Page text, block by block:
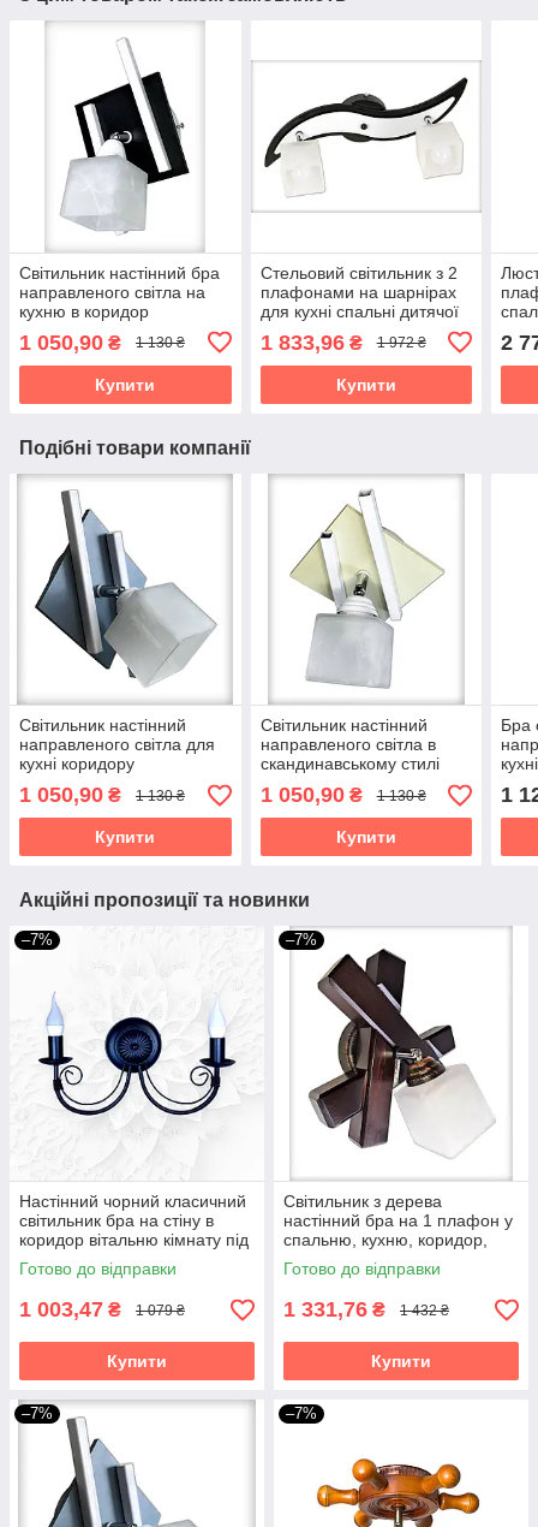
Світильник настінний бра
направленого світла на
кухню в коридор
спальню Данко/1 біло-
чорне
1 050,90 ₴ 1 130 ₴
Купити
Стельовий світильник з 2
плафонами на шарнірах
для кухні спальні дитячої
Зоряна/2 чорно-біла
1 833,96₴ 1 972 ₴
Купити
2
Подібні товари компанії
Світильник настінний
направленого світла для
кухні коридору
передпокою гардеробної
бра Данко/1 біло-сіре
1 050,90 ₴ 1 130 ₴
Купити
Світильник настінний
направленого світла в
скандинавському стилі
для кухні коридору бра
Данко/1 біло-бежеве
1 050,90₴ 1 130 ₴
Купити
Бра
1
Акційні пропозиції та новинки
–7%
Настінний чорний класичний
світильник бра на стіну в
коридор вітальню кімнату під
свічку Грація/2
Готово до відправки
1 003,47 ₴ 1 079 ₴
Купити
–7%
Світильник з дерева
настінний бра на 1 плафон у
спальню, кухню, коридор,
гардеробну Квадро/1 венге
Готово до відправки
1 331,76 ₴ 1 432 ₴
Купити
–7% –7%